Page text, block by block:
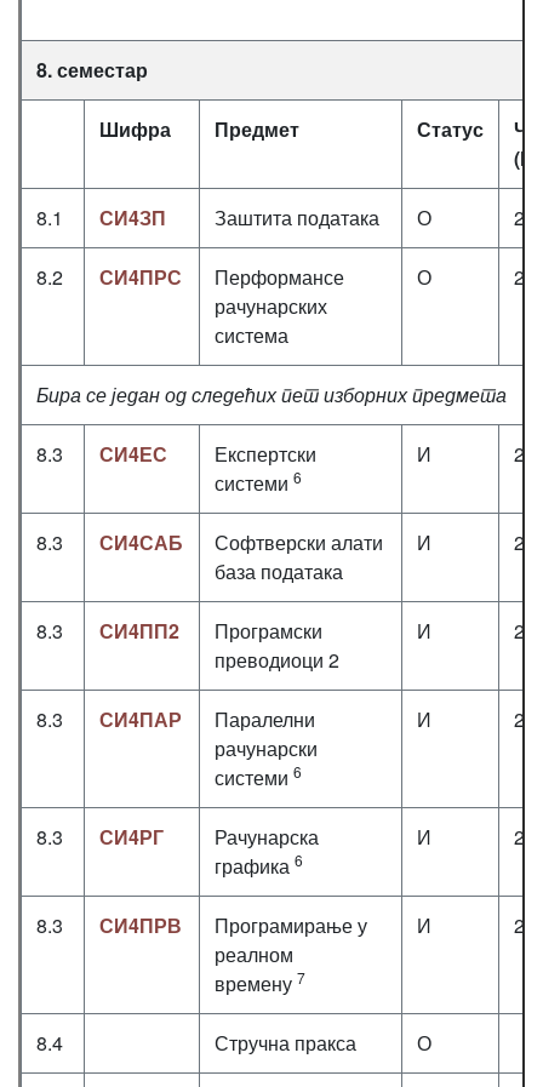
8. семестар
Шифра Предмет Статус
8.1 СИ4ЗП Заштита података О
8.2 СИ4ПРС
Перформансе
рачунарских
система
О
Бира се један од следећих пет изборних предмета
8.3 СИ4ЕС
Експертски
системи 6
И
8.3 СИ4САБ
Софтверски алати
база података
И
8.3 СИ4ПП2
Програмски
преводиоци 2
И
8.3 СИ4ПАР
Паралелни
рачунарски
системи 6
И
8.3 СИ4РГ
Рачунарска
графика 6
И
8.3 СИ4ПРВ
Програмирање у
реалном
времену 7
И
8.4 Стручна пракса О